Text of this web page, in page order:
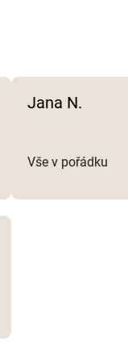
Jana N.
Vše v pořádku